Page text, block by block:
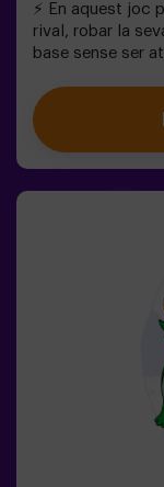
⚡ En aquest joc
rival, robar la
base sense ser
alliberi. ❄️ La clau
equip i saber
tracta de córrer,